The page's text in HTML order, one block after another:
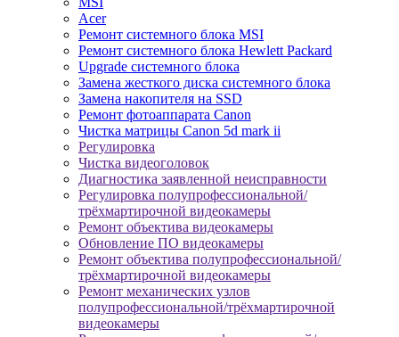
Acer
Ремонт системного блока MSI
Ремонт системного блока Hewlett Packard
Upgrade системного блока
Замена жесткого диска системного блока
Замена накопителя на SSD
Ремонт фотоаппарата Canon
Чистка матрицы Canon 5d mark ii
Регулировка
Чистка видеоголовок
Диагностика заявленной неисправности
Регулировка полупрофессиональной/
трёхмартирочной видеокамеры
Ремонт объектива видеокамеры
Обновление ПО видеокамеры
Ремонт объектива полупрофессиональной/
трёхмартирочной видеокамеры
Ремонт механических узлов
полупрофессиональной/трёхмартирочной
видеокамеры